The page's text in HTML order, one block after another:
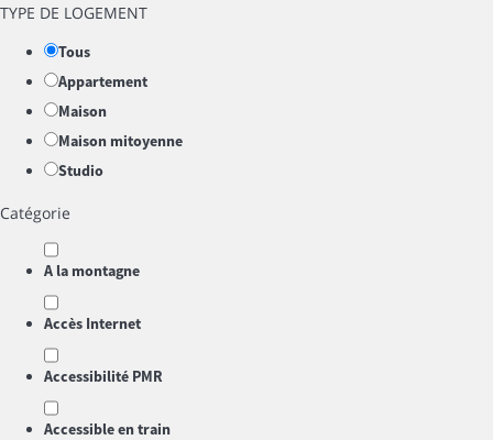
TYPE DE LOGEMENT
Tous
Appartement
Maison
Maison mitoyenne
Studio
Catégorie
A la montagne
Accès Internet
Accessibilité PMR
Accessible en train